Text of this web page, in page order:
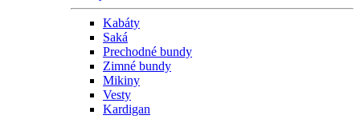
Kabáty
Saká
Prechodné bundy
Zimné bundy
Mikiny
Vesty
Kardigan